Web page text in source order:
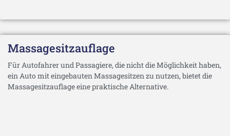
Massagesitzauflage
Für Autofahrer und Passagiere, die nicht die Möglichkeit haben,
ein Auto mit eingebauten Massagesitzen zu nutzen, bietet die
Massagesitzauflage eine praktische Alternative.